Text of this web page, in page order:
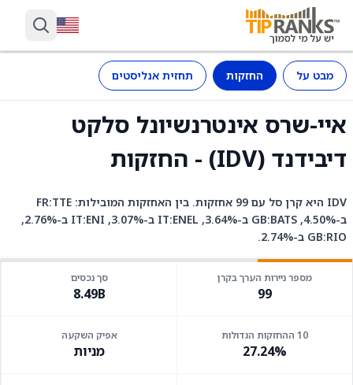
מבט על החזקות תחזית אנליסטים
איי-שרס אינטרנשיונל סלקט
דיבידנד (IDV) - החזקות
IDV היא קרן סל עם 99 אחזקות. בין האחזקות המובילות: FR:TTE
ב-4.50%, GB:BATS ב-3.64%, IT:ENEL ב-3.07%, IT:ENI ב-2.76%,
GB:RIO ב-2.74%.
מספר ניירות הערך בקרן
99
סך נכסים
8.49B
10 ההחזקות הגדולות
27.24%
אפיק השקעה
מניות